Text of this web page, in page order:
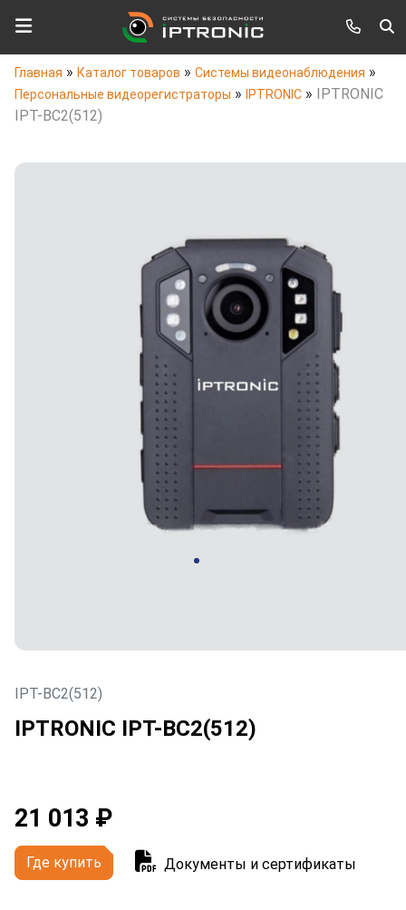
Главная » Каталог товаров » Системы видеонаблюдения »
Персональные видеорегистраторы » IPTRONIC » IPTRONIC
IPT-BC2(512)
IPT-BC2(512)
IPTRONIC IPT-BC2(512)
21 013 ₽
Где купить Документы и сертификаты